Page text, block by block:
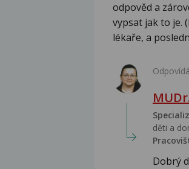
odpověd a
vypsat jak to je.
lékaře, a
děti a
Dobrý